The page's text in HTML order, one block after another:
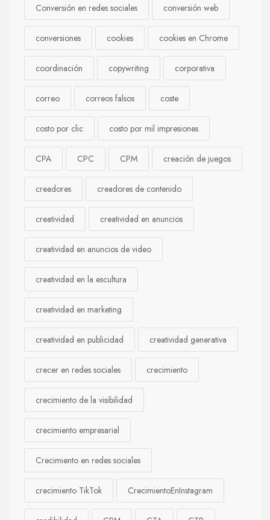
Conversión en redes sociales conversión web
conversiones cookies cookies en Chrome
coordinación copywriting corporativa
correo correos falsos coste
costo por clic costo por mil impresiones
CPA CPC CPM creación de juegos
creadores creadores de contenido
creatividad creatividad en anuncios
creatividad en anuncios de video
creatividad en la escultura
creatividad en marketing
creatividad en publicidad creatividad generativa
crecer en redes sociales crecimiento
crecimiento de la visibilidad
crecimiento empresarial
Crecimiento en redes sociales
crecimiento TikTok CrecimientoEnInstagram